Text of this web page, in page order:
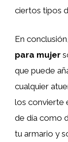
ciertos tipos
En
para mujer
que puede
cualquier
los convierte
de día como
tu armario y